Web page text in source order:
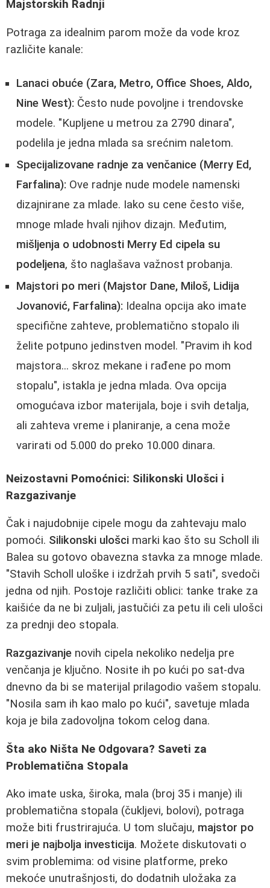
Majstorskih Radnji
Potraga za idealnim parom može da vode kroz
različite kanale:
Lanaci obuće (Zara, Metro, Office Shoes, Aldo,
Nine West): Često nude povoljne i trendovske
modele. "Kupljene u metrou za 2790 dinara",
podelila je jedna mlada sa srećnim naletom.
Specijalizovane radnje za venčanice (Merry Ed,
Farfalina): Ove radnje nude modele namenski
dizajnirane za mlade. Iako su cene često više,
mnoge mlade hvali njihov dizajn. Međutim,
mišljenja o udobnosti Merry Ed cipela su
podeljena, što naglašava važnost probanja.
Majstori po meri (Majstor Dane, Miloš, Lidija
Jovanović, Farfalina): Idealna opcija ako imate
specifične zahteve, problematično stopalo ili
želite potpuno jedinstven model. "Pravim ih kod
majstora... skroz mekane i rađene po mom
stopalu", istakla je jedna mlada. Ova opcija
omogućava izbor materijala, boje i svih detalja,
ali zahteva vreme i planiranje, a cena može
varirati od 5.000 do preko 10.000 dinara.
Neizostavni Pomoćnici: Silikonski Ulošci i
Razgazivanje
Čak i najudobnije cipele mogu da zahtevaju malo
pomoći. Silikonski ulošci marki kao što su Scholl ili
Balea su gotovo obavezna stavka za mnoge mlade.
"Stavih Scholl uloške i izdržah prvih 5 sati", svedoči
jedna od njih. Postoje različiti oblici: tanke trake za
kaišiće da ne bi zuljali, jastučići za petu ili celi ulošci
za prednji deo stopala.
Razgazivanje novih cipela nekoliko nedelja pre
venčanja je ključno. Nosite ih po kući po sat-dva
dnevno da bi se materijal prilagodio vašem stopalu.
"Nosila sam ih kao malo po kući", savetuje mlada
koja je bila zadovoljna tokom celog dana.
Šta ako Ništa Ne Odgovara? Saveti za
Problematična Stopala
Ako imate uska, široka, mala (broj 35 i manje) ili
problematična stopala (čukljevi, bolovi), potraga
može biti frustrirajuća. U tom slučaju, majstor po
meri je najbolja investicija. Možete diskutovati o
svim problemima: od visine platforme, preko
mekoće unutrašnjosti, do dodatnih uložaka za